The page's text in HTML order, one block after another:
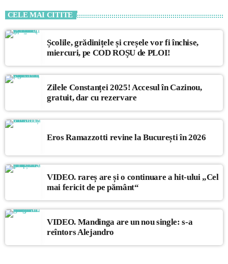
CELE MAI CITITE
Școlile, grădinițele și creșele vor fi închise,
miercuri, pe COD ROȘU de PLOI!
Zilele Constanței 2025! Accesul în Cazinou,
gratuit, dar cu rezervare
Eros Ramazzotti revine la București în 2026
VIDEO. rareș are și o continuare a hit-ului „Cel
mai fericit de pe pământ“
VIDEO. Mandinga are un nou single: s-a
reîntors Alejandro